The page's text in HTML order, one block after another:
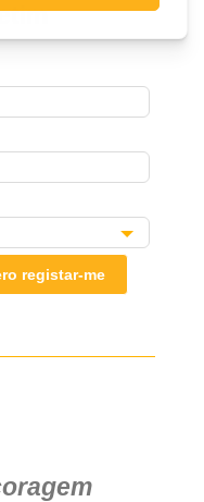
registar-me